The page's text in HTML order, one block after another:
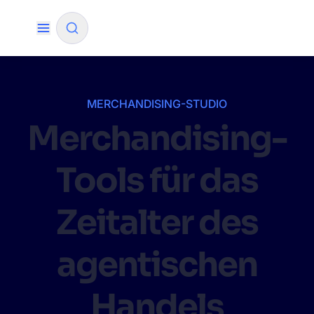
NACH QUELLE FILTERN
Wie wird Algolia unser Sucherlebnis und unsere
Wie integriere ich die Algolia-Suche in meine App?
Kann Algolia den Käufern helfen, Produkte schneller
finden und den Umsatz zu steigern?
Wird Algolia mit unserem Traffic und unserem
Datenvolumen mitwachsen?
MERCHANDISING-STUDIO
Merchandising-
Tools für das
Zeitalter des
agentischen